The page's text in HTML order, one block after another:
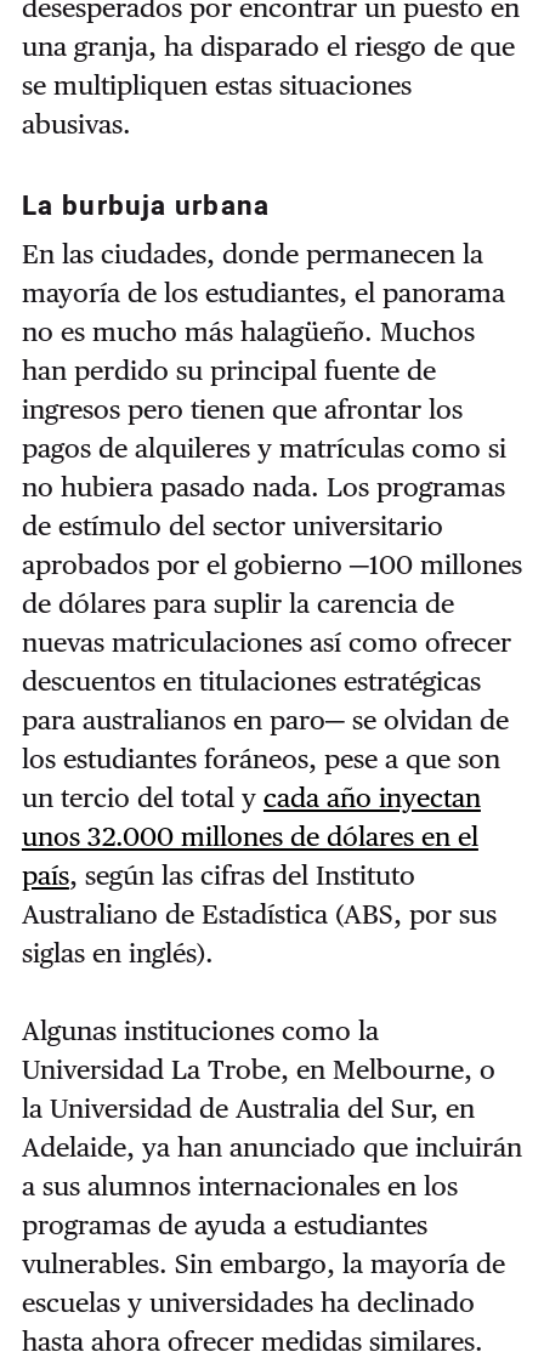
desesperados por encontrar un puesto en
una granja, ha disparado el riesgo de que
se multipliquen estas situaciones
abusivas.
La burbuja urbana
En las ciudades, donde permanecen la
mayoría de los estudiantes, el panorama
no es mucho más halagüeño. Muchos
han perdido su principal fuente de
ingresos pero tienen que afrontar los
pagos de alquileres y matrículas como si
no hubiera pasado nada. Los programas
de estímulo del sector universitario
aprobados por el gobierno ─100 millones
de dólares para suplir la carencia de
nuevas matriculaciones así como ofrecer
descuentos en titulaciones estratégicas
para australianos en paro─ se olvidan de
los estudiantes foráneos, pese a que son
un tercio del total y cada año inyectan
unos 32.000 millones de dólares en el
país, según las cifras del Instituto
Australiano de Estadística (ABS, por sus
siglas en inglés).
Algunas instituciones como la
Universidad La Trobe, en Melbourne, o
la Universidad de Australia del Sur, en
Adelaide, ya han anunciado que incluirán
a sus alumnos internacionales en los
programas de ayuda a estudiantes
vulnerables. Sin embargo, la mayoría de
escuelas y universidades ha declinado
hasta ahora ofrecer medidas similares.